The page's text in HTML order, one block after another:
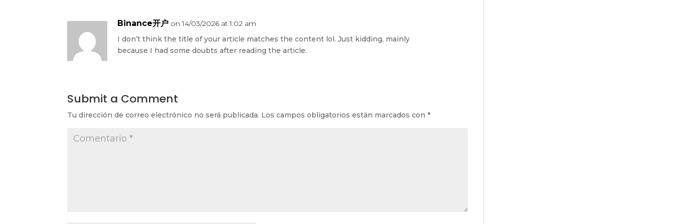
Binance开户 on 14/03/2026 at 1:02 am
I don’t think the title of your article matches the content lol. Just kidding, mainly
because I had some doubts after reading the article.
Submit a Comment
Tu dirección de correo electrónico no será publicada. Los campos obligatorios están marcados con*